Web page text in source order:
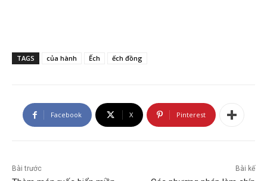
TAGS của hành Ếch ếch đồng
Facebook X Pinterest
Bài trước Bài kế